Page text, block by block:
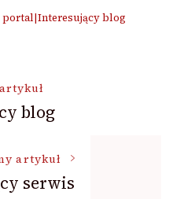
portal|Interesujący blog
blog
artykuł
serwis